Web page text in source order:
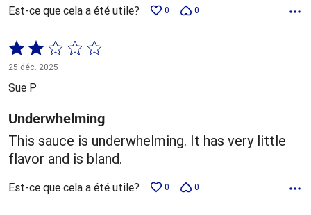
Est-ce que cela a été utile? 0 0
Coté
2 sur
5
25 déc. 2025
Sue P
Underwhelming
This sauce is underwhelming. It has very little
flavor and is bland.
Est-ce que cela a été utile? 0 0